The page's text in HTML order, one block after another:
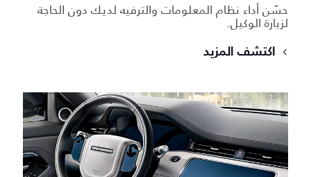
حسّن أداء نظام المعلومات والترفيه لديك دون الحاجة
لزيارة الوكيل.
اكتشف المزيد